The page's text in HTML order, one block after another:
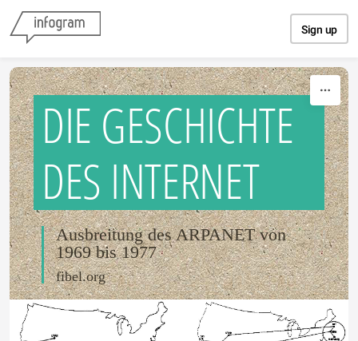
Sign up
DIE GESCHICHTE
DES INTERNET
Ausbreitung des ARPANET von
1969 bis 1977
fibel.org